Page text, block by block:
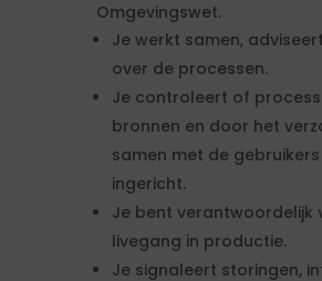
Omgevingswet.
Je werkt samen,
over de processen.
Je controleert of
bronnen en door het
samen met de
ingericht.
Je bent verantwoordelijk
livegang in productie.
Je signaleert storingen,